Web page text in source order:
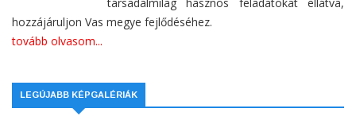
hozzájáruljon Vas megye fejlődéséhez.
tovább olvasom...
LEGÚJABB KÉPGALÉRIÁK